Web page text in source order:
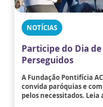
NOTÍCIAS
Participe do Dia
Perseguidos
A Fundação Pontifícia
convida paróquias e
pelos necessitados.